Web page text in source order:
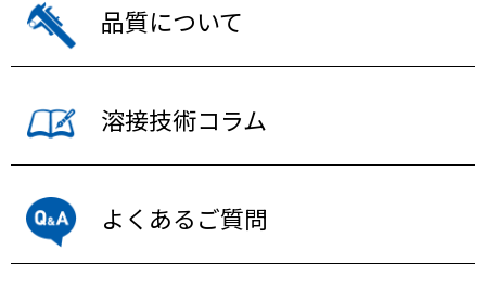
品質について
溶接技術コラム
よくあるご質問